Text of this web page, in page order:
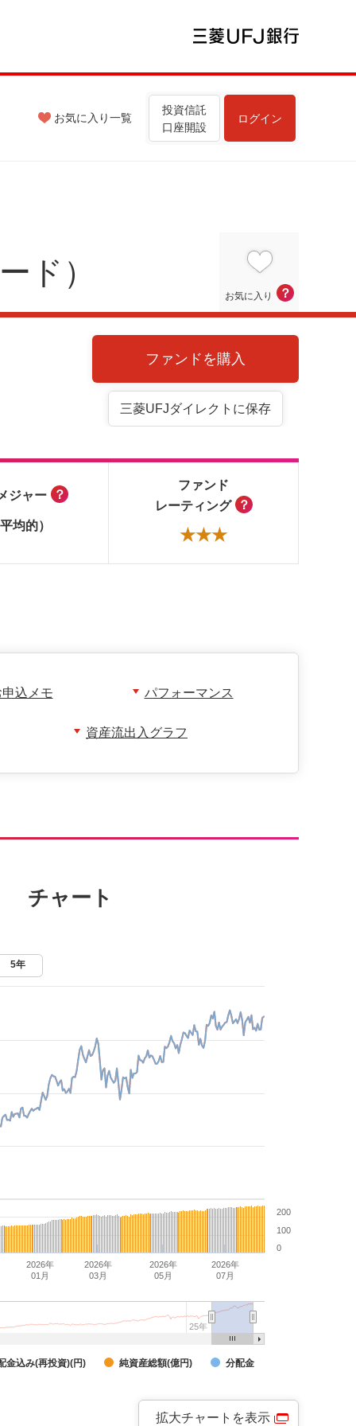
お気に入り一覧
投資信託
口座開設
ログイン
お気に入り ？
ド）
ファンドを購入
三菱UFJダイレクトに保存
ジャー ？
均的）
ファンド
レーティング
？
★★★
申込メモ パフォーマンス
資産流出入グラフ
チャート
2026年
01月
2026年
03月
2026年
05月
2026年
07月
25年
5年
金込み(再投資)(円) 純資産総額(億円) 分配金
0
100
200
拡大チャートを表示